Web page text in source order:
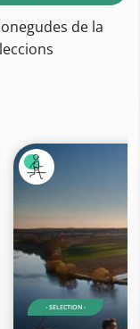
de la
- SELECTION -